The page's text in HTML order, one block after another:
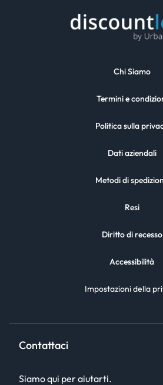
Chi Siamo
Termini e
Politica sulla
Dati aziendali
Metodi di
Resi
Diritto di recesso
Accessibilità
Impostazioni della
Contattaci
Siamo qui per aiutarti.